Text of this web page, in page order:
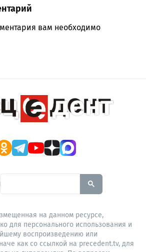
вам необходимо
To search this site, enter a
на данном ресурсе,
для персонального использования и
воспроизведению или
как со ссылкой на precedent.tv, для